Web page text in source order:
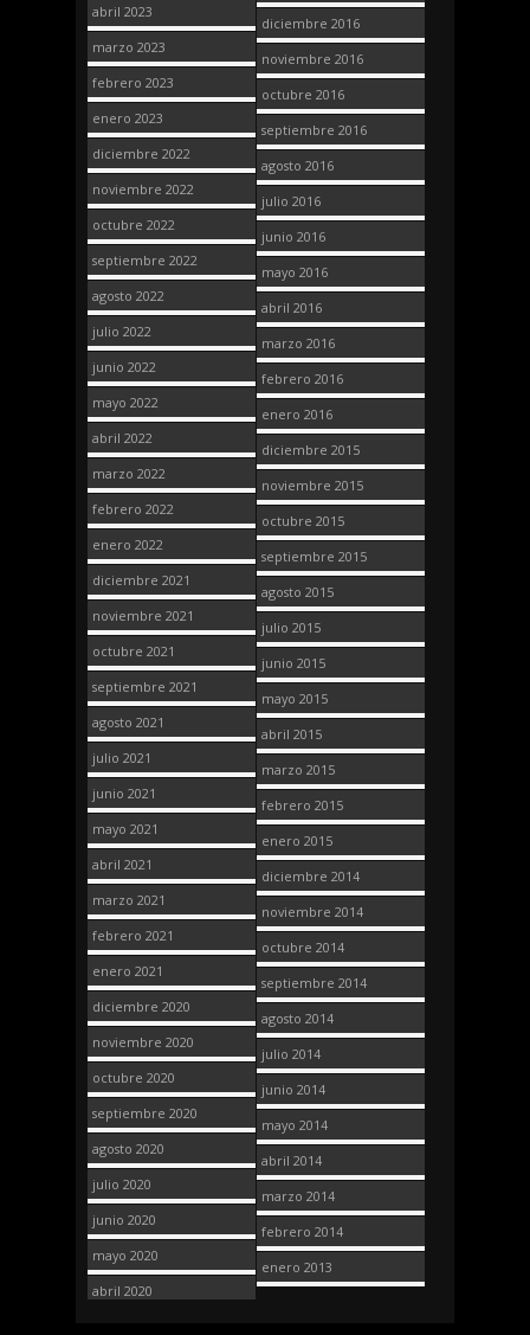
abril 2023
marzo 2023
febrero 2023
enero 2023
diciembre 2022
noviembre 2022
octubre 2022
septiembre 2022
agosto 2022
julio 2022
junio 2022
mayo 2022
abril 2022
marzo 2022
febrero 2022
enero 2022
diciembre 2021
noviembre 2021
octubre 2021
septiembre 2021
agosto 2021
julio 2021
junio 2021
mayo 2021
abril 2021
marzo 2021
febrero 2021
enero 2021
diciembre 2020
noviembre 2020
octubre 2020
septiembre 2020
agosto 2020
julio 2020
junio 2020
mayo 2020
abril 2020
diciembre 2016
noviembre 2016
octubre 2016
septiembre 2016
agosto 2016
julio 2016
junio 2016
mayo 2016
abril 2016
marzo 2016
febrero 2016
enero 2016
diciembre 2015
noviembre 2015
octubre 2015
septiembre 2015
agosto 2015
julio 2015
junio 2015
mayo 2015
abril 2015
marzo 2015
febrero 2015
enero 2015
diciembre 2014
noviembre 2014
octubre 2014
septiembre 2014
agosto 2014
julio 2014
junio 2014
mayo 2014
abril 2014
marzo 2014
febrero 2014
enero 2013